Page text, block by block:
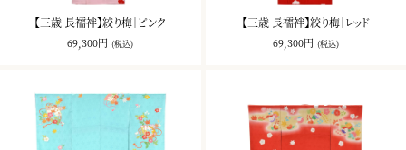
【三歳 長襦袢】絞り梅｜ピンク
69,300円 (税込)
【三歳 長襦袢】絞り梅｜レッド
69,300円 (税込)